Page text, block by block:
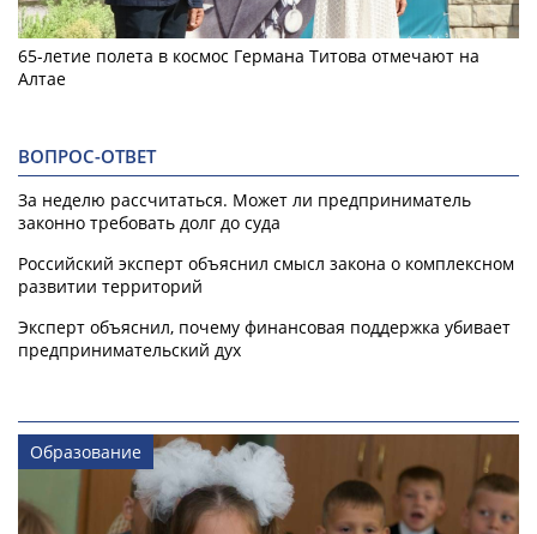
65-летие полета в космос Германа Титова отмечают на
Алтае
ВОПРОС-ОТВЕТ
За неделю рассчитаться. Может ли предприниматель
законно требовать долг до суда
Российский эксперт объяснил смысл закона о комплексном
развитии территорий
Эксперт объяснил, почему финансовая поддержка убивает
предпринимательский дух
Образование